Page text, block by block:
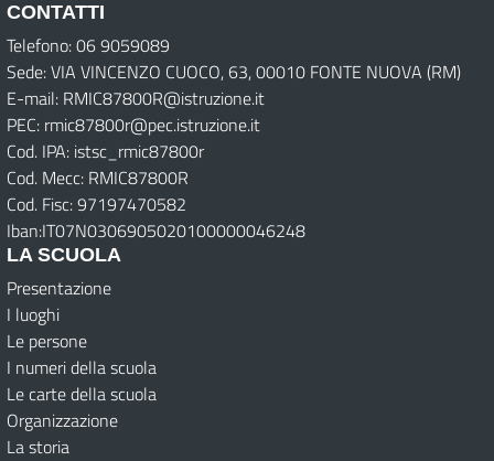
CONTATTI
Telefono: 06 9059089
Sede: VIA VINCENZO CUOCO, 63, 00010 FONTE NUOVA (RM)
E-mail: RMIC87800R@istruzione.it
PEC: rmic87800r@pec.istruzione.it
Cod. IPA: istsc_rmic87800r
Cod. Mecc: RMIC87800R
Cod. Fisc: 97197470582
Iban:IT07N0306905020100000046248
LA SCUOLA
Presentazione
I luoghi
Le persone
I numeri della scuola
Le carte della scuola
Organizzazione
La storia